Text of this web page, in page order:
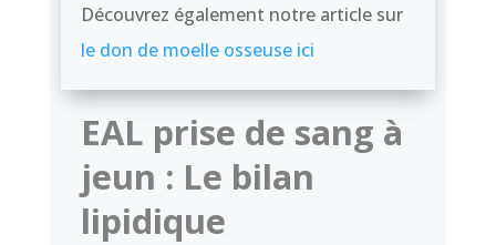
Découvrez également notre article sur
le don de moelle osseuse ici
EAL prise de sang à
jeun : Le bilan
lipidique